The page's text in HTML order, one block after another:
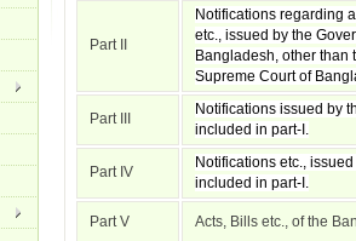
Part II
Notifications regarding
etc., issued by the
Bangladesh, other than
Supreme Court of
Part III
Notifications issued by
included in part-I.
Part IV
Notifications etc.,
included in part-I.
Part V Acts, Bills etc., of the